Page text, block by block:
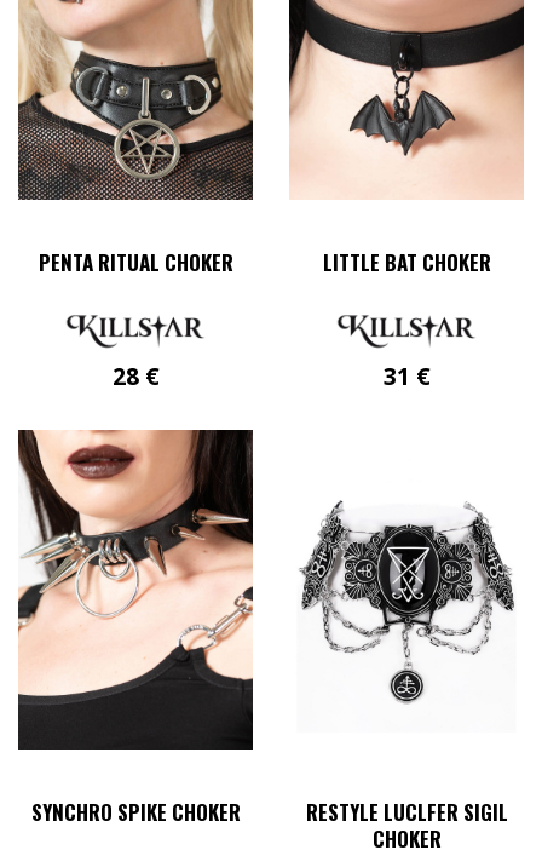
PENTA RITUAL CHOKER
28 €
LITTLE BAT CHOKER
31 €
SYNCHRO SPIKE CHOKER
RESTYLE LUCLFER SIGIL
CHOKER